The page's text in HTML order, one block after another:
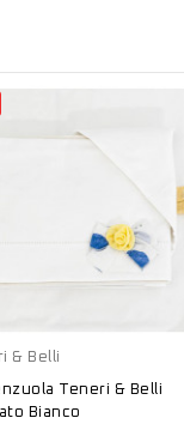
& Belli
Teneri & Belli
Bianco